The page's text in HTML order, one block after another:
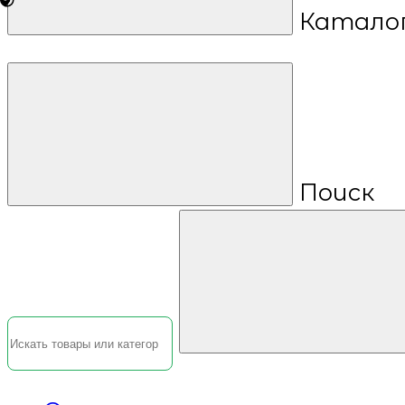
Поиск